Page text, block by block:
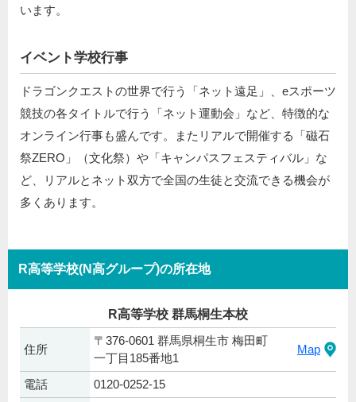
います。
イベント学校行事
ドラゴンクエストの世界で行う「ネット遠足」、eスポーツ
競技の各タイトルで行う「ネット運動会」など、特徴的な
オンライン行事も盛んです。またリアルで開催する「磁石
祭ZERO」（文化祭）や「キャンパスフェスティバル」な
ど、リアルとネット双方で全国の生徒と交流できる機会が
多くあります。
R高等学校(N高グループ)の所在地
R高等学校 群馬桐生本校
住所
〒376-0601 群馬県桐生市 梅田町
一丁目185番地1
Map
電話 0120-0252-15